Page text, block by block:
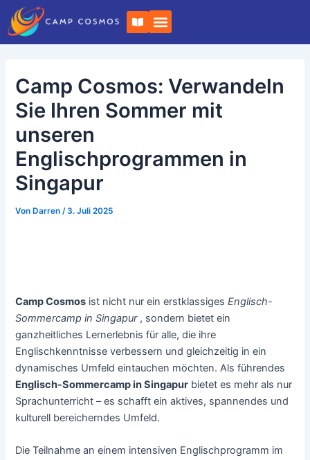
Zum
Inhalt
springen
B
u
c
h
f
e
n
Camp Cosmos: Verwandeln
Sie Ihren Sommer mit
unseren
Englischprogrammen in
Singapur
Von Darren/3. Juli 2025
Camp Cosmos ist nicht nur ein erstklassigesEnglisch-
Sommercamp in Singapur, sondern bietet ein
ganzheitliches Lernerlebnis für alle, die ihre
Englischkenntnisse verbessern und gleichzeitig in ein
dynamisches Umfeld eintauchen möchten. Als führendes
Englisch-Sommercamp in Singapur bietet es mehr als nur
Sprachunterricht – es schafft ein aktives, spannendes und
kulturell bereicherndes Umfeld.
Die Teilnahme an einem intensiven Englischprogramm im
Post-
Navigation